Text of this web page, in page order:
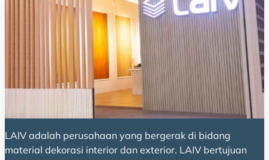
LAIV adalah perusahaan yang bergerak di bidang
material dekorasi interior dan exterior. LAIV bertujuan